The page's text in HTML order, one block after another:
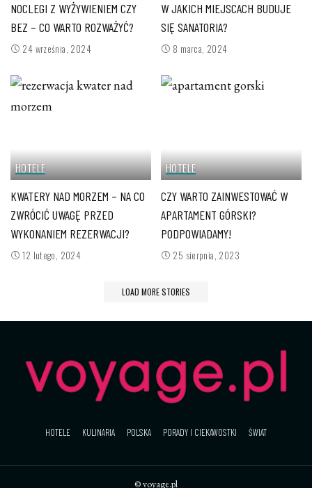
NOCLEGI Z WYŻYWIENIEM CZY
BEZ – CO WARTO ROZWAŻYĆ?
24 września, 2024
W JAKICH MIEJSCACH BUDUJE
SIĘ SANATORIA?
8 marca, 2024
HOTELE
KWATERY NAD MORZEM – NA CO
ZWRÓCIĆ UWAGĘ PRZED
WYKONANIEM REZERWACJI?
12 lutego, 2024
HOTELE
CZY WARTO ZAINWESTOWAĆ W
APARTAMENT GÓRSKI?
PODPOWIADAMY!
25 sierpnia, 2023
LOAD MORE STORIES
HOTELE KULINARIA POLSKA PORADY I CIEKAWOSTKI ŚWIAT
© voyage.pl